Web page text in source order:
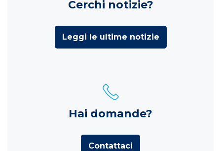
Cerchi notizie?
Leggi le ultime notizie
Hai domande?
Contattaci